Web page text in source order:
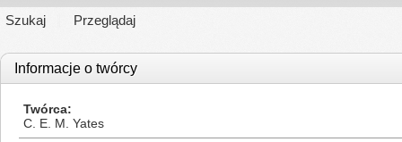
Szukaj Przeglądaj
Informacje o twórcy
Twórca
C. E. M. Yates